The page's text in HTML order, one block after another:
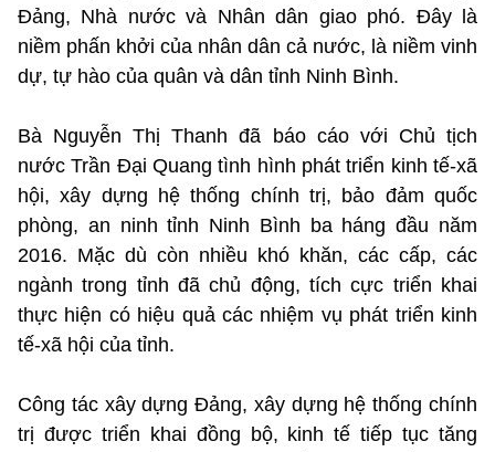
Đảng, Nhà nước và Nhân dân giao phó. Đây là
niềm phấn khởi của nhân dân cả nước, là niềm vinh
dự, tự hào của quân và dân tỉnh Ninh Bình.
Bà Nguyễn Thị Thanh đã báo cáo với Chủ tịch
nước Trần Đại Quang tình hình phát triển kinh tế-xã
hội, xây dựng hệ thống chính trị, bảo đảm quốc
phòng, an ninh tỉnh Ninh Bình ba háng đầu năm
2016. Mặc dù còn nhiều khó khăn, các cấp, các
ngành trong tỉnh đã chủ động, tích cực triển khai
thực hiện có hiệu quả các nhiệm vụ phát triển kinh
tế-xã hội của tỉnh.
Công tác xây dựng Đảng, xây dựng hệ thống chính
trị được triển khai đồng bộ, kinh tế tiếp tục tăng